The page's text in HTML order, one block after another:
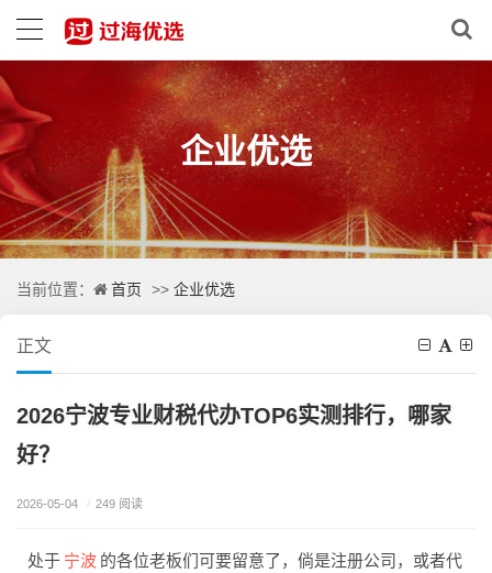
企业优选
当前位置： 首页 >> 企业优选
正文
2026宁波专业财税代办TOP6实测排行，哪家
好？
2026-05-04 / 249 阅读
处于 宁波 的各位老板们可要留意了，倘是注册公司，或者代